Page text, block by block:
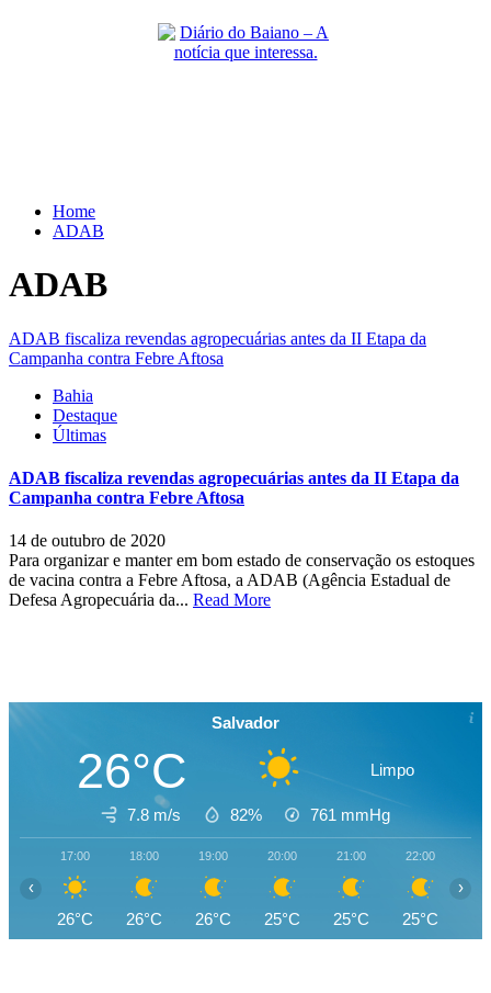
Home
ADAB
ADAB
ADAB fiscaliza revendas agropecuárias antes da II Etapa da
Campanha contra Febre Aftosa
Bahia
Destaque
Últimas
ADAB fiscaliza revendas agropecuárias antes da II Etapa da
Campanha contra Febre Aftosa
14 de outubro de 2020
Para organizar e manter em bom estado de conservação os estoques
de vacina contra a Febre Aftosa, a ADAB (Agência Estadual de
Defesa Agropecuária da... Read More
Salvador
26°C Limpo
7.8 m/s 82% 761 mmHg
17:00
26°C
18:00
26°C
19:00
26°C
20:00
25°C
21:00
25°C
22:00
25°C
‹ ›